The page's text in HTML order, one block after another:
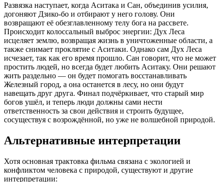
Развязка наступает, когда Аситака и Сан, объединив усилия,
догоняют Дзико-бо и отбирают у него голову. Они
возвращают её обезглавленному телу бога на рассвете.
Происходит колоссальный выброс энергии: Дух Леса
исцеляет землю, возвращая жизнь в уничтоженные области, а
также снимает проклятие с Аситаки. Однако сам Дух Леса
исчезает, так как его время прошло. Сан говорит, что не может
простить людей, но всегда будет любить Аситаку. Они решают
жить раздельно — он будет помогать восстанавливать
Железный город, а она останется в лесу, но они будут
навещать друг друга. Финал подчёркивает, что старый мир
богов ушёл, и теперь люди должны сами нести
ответственность за свои действия и строить будущее,
сосуществуя с возрождённой, но уже не волшебной природой.
Альтернативные интерпретации
Хотя основная трактовка фильма связана с экологией и
конфликтом человека с природой, существуют и другие
интерпретации: